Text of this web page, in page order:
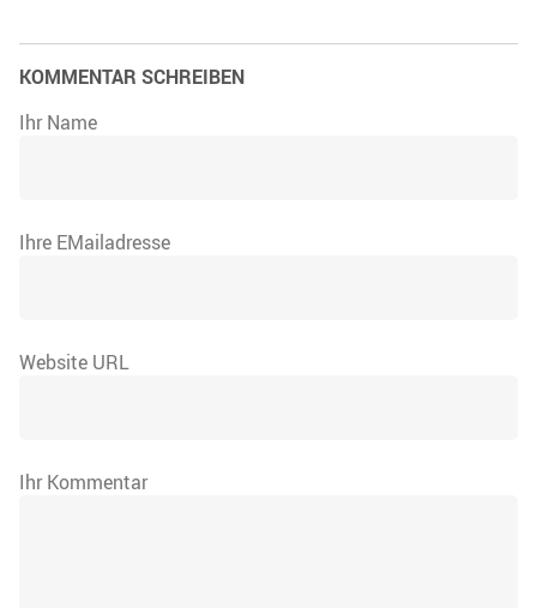
KOMMENTAR SCHREIBEN
Ihr Name
Ihre EMailadresse
Website URL
Ihr Kommentar